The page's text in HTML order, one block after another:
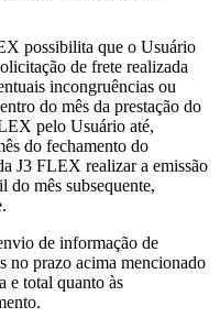
possibilita que o Usuário
de frete realizada
incongruências ou
do mês da prestação do
pelo Usuário até,
do fechamento do
J3 FLEX realizar a emissão
do mês subsequente,
de informação de
no prazo acima mencionado
e total quanto às